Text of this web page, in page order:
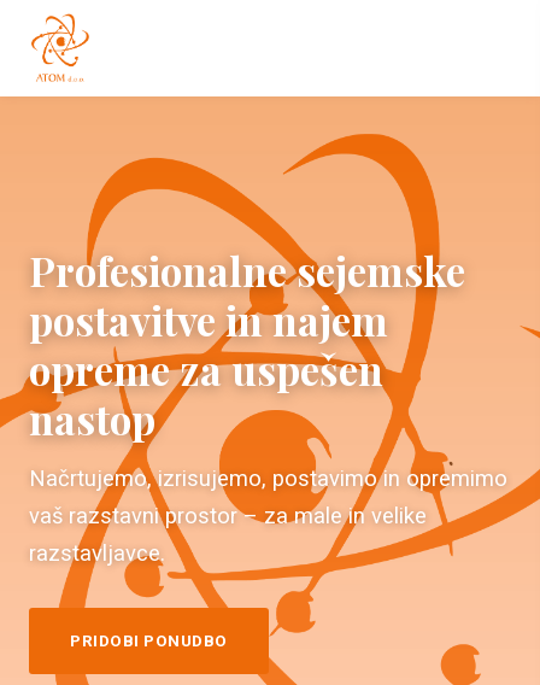
Profesionalne sejemske
postavitve in najem
opreme za uspešen
nastop
Načrtujemo, izrisujemo, postavimo in opremimo
vaš razstavni prostor – za male in velike
razstavljavce.
PRIDOBI PONUDBO